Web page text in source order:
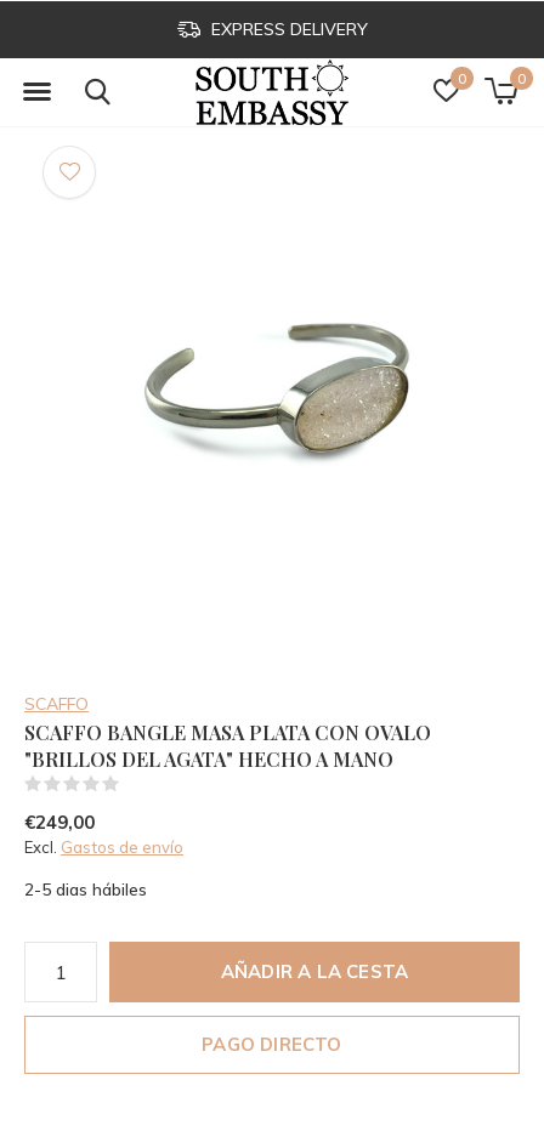
0 0
EXPRESS DELIVERY
SCAFFO
SCAFFO BANGLE MASA PLATA CON OVALO
"BRILLOS DEL AGATA" HECHO A MANO
€249,00
Excl. Gastos de envío
2-5 dias hábiles
AÑADIR A LA CESTA
PAGO DIRECTO